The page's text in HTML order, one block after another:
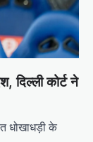
दिल्ली कोर्ट ने
धोखाधड़ी के